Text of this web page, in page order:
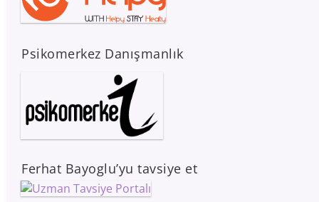
Psikomerkez Danışmanlık
Ferhat Bayoglu’yu tavsiye et